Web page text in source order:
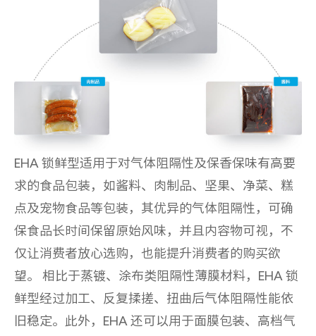
EHA 锁鲜型适用于对气体阻隔性及保香保味有高要
求的食品包装，如酱料、肉制品、坚果、净菜、糕
点及宠物食品等包装，其优异的气体阻隔性，可确
保食品长时间保留原始风味，并且内容物可视，不
仅让消费者放心选购，也能提升消费者的购买欲
望。相比于蒸镀、涂布类阻隔性薄膜材料，EHA 锁
鲜型经过加工、反复揉搓、扭曲后气体阻隔性能依
旧稳定。此外，EHA 还可以用于面膜包装、高档气